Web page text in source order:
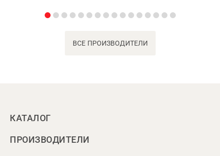
ВСЕ ПРОИЗВОДИТЕЛИ
КАТАЛОГ
ПРОИЗВОДИТЕЛИ